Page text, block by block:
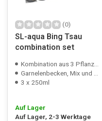
(0)
SL-aqua Bing Tsau
combination set
Kombination aus 3 Pflanzendüngern
Garnelenbecken, Mix und Kalium
3 x 250ml
Auf Lager
Auf Lager, 2-3 Werktage